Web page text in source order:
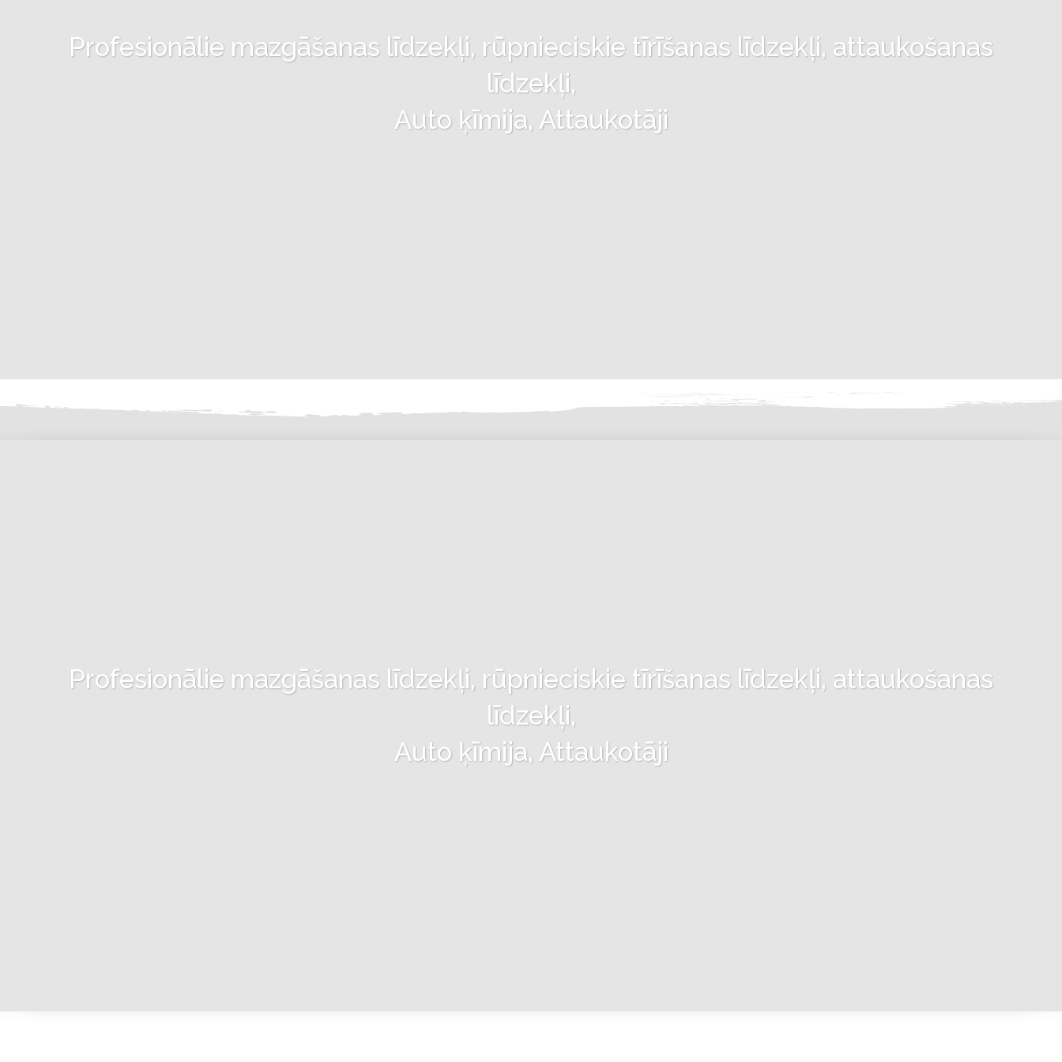
Profesionālie mazgāšanas līdzekļi, rūpnieciskie tīrīšanas līdzekļi, attaukošanas
līdzekļi,
Auto ķīmija, Attaukotāji
Profesionālie mazgāšanas līdzekļi, rūpnieciskie tīrīšanas līdzekļi, attaukošanas
līdzekļi,
Auto ķīmija, Attaukotāji